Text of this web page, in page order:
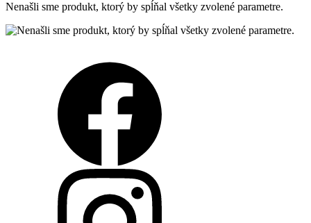
Nenašli sme produkt, ktorý by spĺňal všetky zvolené parametre.